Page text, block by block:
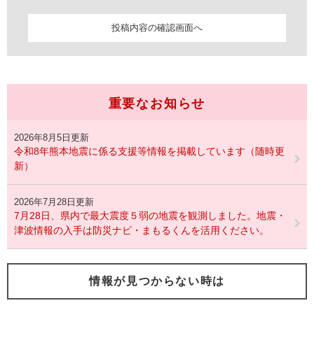
重要なお知らせ
2026年8月5日更新
令和8年熊本地震に係る支援等情報を掲載しています（随時更
新）
2026年7月28日更新
7月28日、県内で最大震度５弱の地震を観測しました。地震・
津波情報の入手は防災ナビ・まもるくんを活用ください。
情報が見つからない時は